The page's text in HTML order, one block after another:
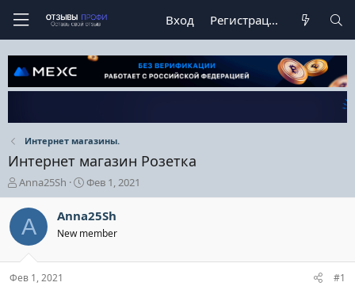
Вход Регистрация
Интернет магазины.
Интернет магазин Розетка
А
в
т
о
р
е
м
Anna25Sh
Д
а
т
а
н
ч
Фев 1, 2021
A Anna25Sh
New member
Фев 1, 2021 #1